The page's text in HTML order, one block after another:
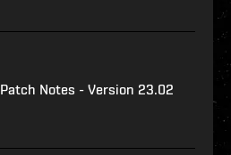
Patch Notes - Version 23.02